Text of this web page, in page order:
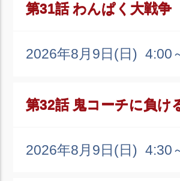
第31話 わんぱく大戦争
2026年8月9日(日) 4:00
第32話 鬼コーチに負け
2026年8月9日(日) 4:30